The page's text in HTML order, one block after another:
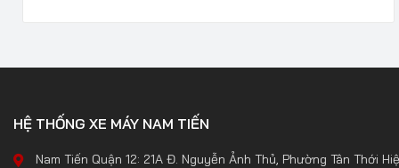
HỆ THỐNG XE MÁY NAM TIẾN
Nam Tiến Quận 12: 21A Đ. Nguyễn Ảnh Thủ, Phường Tân Thới